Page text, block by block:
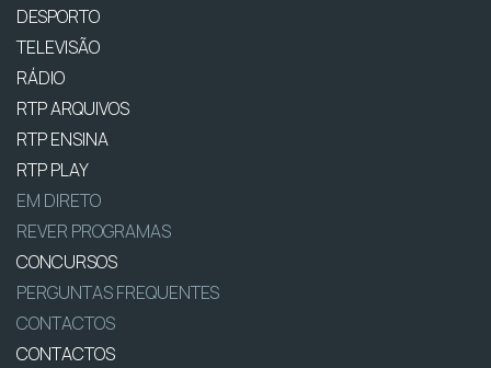
DESPORTO
TELEVISÃO
RÁDIO
RTP ARQUIVOS
RTP ENSINA
RTP PLAY
EM DIRETO
REVER PROGRAMAS
CONCURSOS
PERGUNTAS FREQUENTES
CONTACTOS
CONTACTOS